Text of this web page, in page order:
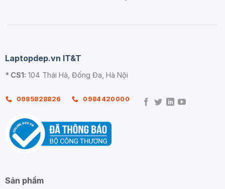
Laptopdep.vn IT&T
* CS1: 104 Thái Hà, Đống Đa, Hà Nội
0985828826 0984420000
Sản phẩm